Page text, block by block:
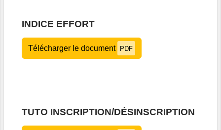
INDICE EFFORT
Télécharger le document PDF
TUTO INSCRIPTION/DÉSINSCRIPTION